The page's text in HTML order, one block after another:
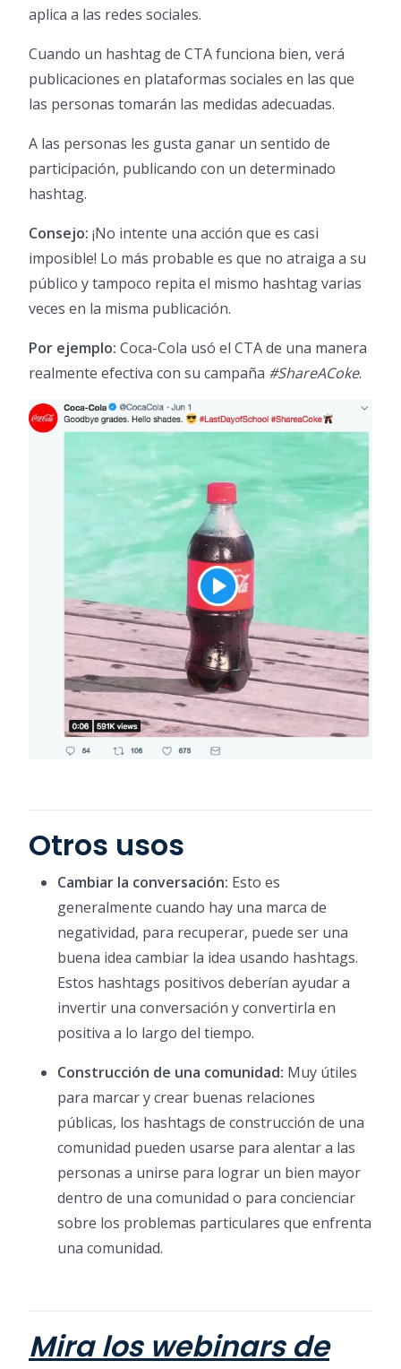
aplica a las redes sociales.
Cuando un hashtag de CTA funciona bien, verá
publicaciones en plataformas sociales en las que
las personas tomarán las medidas adecuadas.
A las personas les gusta ganar un sentido de
participación, publicando con un determinado
hashtag.
Consejo: ¡No intente una acción que es casi
imposible! Lo más probable es que no atraiga a su
público y tampoco repita el mismo hashtag varias
veces en la misma publicación.
Por ejemplo: Coca-Cola usó el CTA de una manera
realmente efectiva con su campaña #ShareACoke.
Otros usos
Cambiar la conversación: Esto es
generalmente cuando hay una marca de
negatividad, para recuperar, puede ser una
buena idea cambiar la idea usando hashtags.
Estos hashtags positivos deberían ayudar a
invertir una conversación y convertirla en
positiva a lo largo del tiempo.
Construcción de una comunidad: Muy útiles
para marcar y crear buenas relaciones
públicas, los hashtags de construcción de una
comunidad pueden usarse para alentar a las
personas a unirse para lograr un bien mayor
dentro de una comunidad o para concienciar
sobre los problemas particulares que enfrenta
una comunidad.
Mira los webinars de